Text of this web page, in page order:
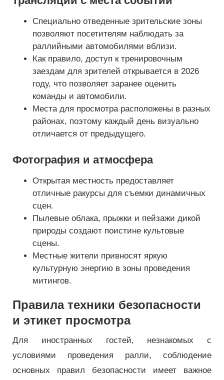
Специально отведенные зрительские зоны
позволяют посетителям наблюдать за
раллийными автомобилями вблизи.
Как правило, доступ к тренировочным
заездам для зрителей открывается в 2026
году, что позволяет заранее оценить
команды и автомобили.
Места для просмотра расположены в разных
районах, поэтому каждый день визуально
отличается от предыдущего.
Фотография и атмосфера
Открытая местность предоставляет
отличные ракурсы для съемки динамичных
сцен.
Пылевые облака, прыжки и пейзажи дикой
природы создают поистине культовые
сцены.
Местные жители привносят яркую
культурную энергию в зоны проведения
митингов.
Правила техники безопасности
и этикет просмотра
Для иностранных гостей, незнакомых с
условиями проведения ралли, соблюдение
основных правил безопасности имеет важное